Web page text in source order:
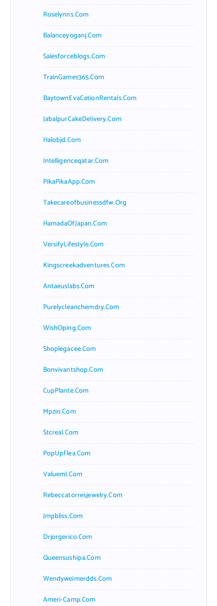
Roselynns.com
Balanceyoganj.com
Salesforceblogs.com
TrainGames365.com
BaytownEvaCationRentals.com
JabalpurCakeDelivery.com
Halobjd.com
Intelligenceqatar.com
PikaPikaApp.com
Takecareofbusinessdfw.org
HamadaOfJapan.com
VersifyLifestyle.com
Kingscreekadventures.com
Antaeuslabs.com
Purelycleanchemdry.com
WishOping.com
Shoplegacee.com
Bonvivantshop.com
CupPlante.com
Mpzin.com
Stcreal.com
PopUpFlea.com
Valueml.com
Rebeccatorresjewelry.com
Jmpbliss.com
Drjorgerico.com
Queensushipa.com
Wendyweimerdds.com
Ameri-Camp.com